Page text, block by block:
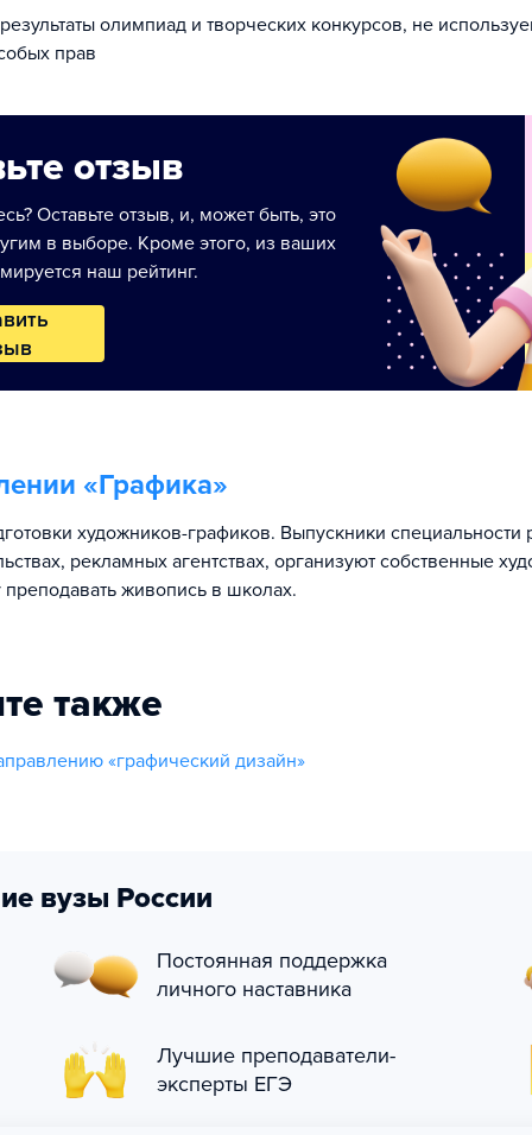
олимпиад и творческих конкурсов, не
прав
отзыв
Оставьте отзыв, и, может быть, это
в выборе. Кроме этого, из ваших
наш рейтинг.
«Графика»
художников-графиков. Выпускники специальности
рекламных агентствах, организуют собственные
преподавать живопись в школах.
также
«графический дизайн»
вузы России
Постоянная поддержка
личного наставника
Лучшие преподаватели-
эксперты ЕГЭ